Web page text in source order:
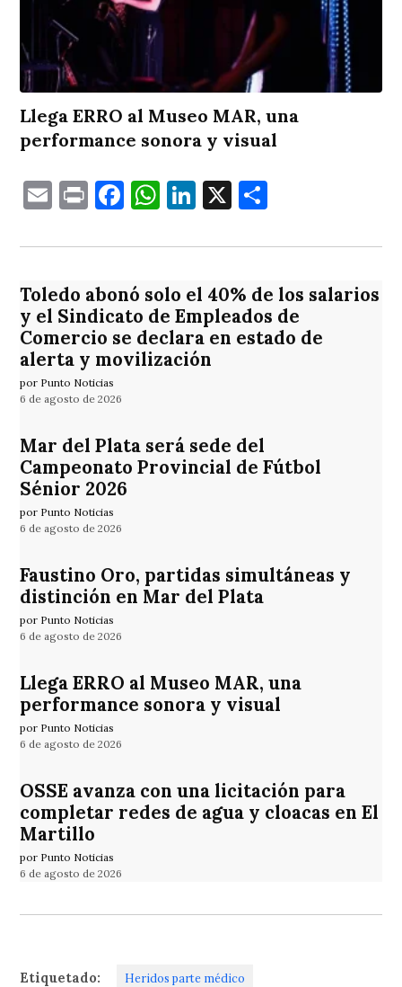
Llega ERRO al Museo MAR, una
performance sonora y visual
EmailPrintFacebook
WhatsApp
LinkedIn
X
Toledo abonó solo el 40% de los salarios
y el Sindicato de Empleados de
Comercio se declara en estado de
alerta y movilización
por Punto Noticias
6 de agosto de 2026
Mar del Plata será sede del
Campeonato Provincial de Fútbol
Sénior 2026
por Punto Noticias
6 de agosto de 2026
Faustino Oro, partidas simultáneas y
distinción en Mar del Plata
por Punto Noticias
6 de agosto de 2026
Llega ERRO al Museo MAR, una
performance sonora y visual
por Punto Noticias
6 de agosto de 2026
OSSE avanza con una licitación para
completar redes de agua y cloacas en El
Martillo
por Punto Noticias
6 de agosto de 2026
Etiquetado: Heridos parte médico